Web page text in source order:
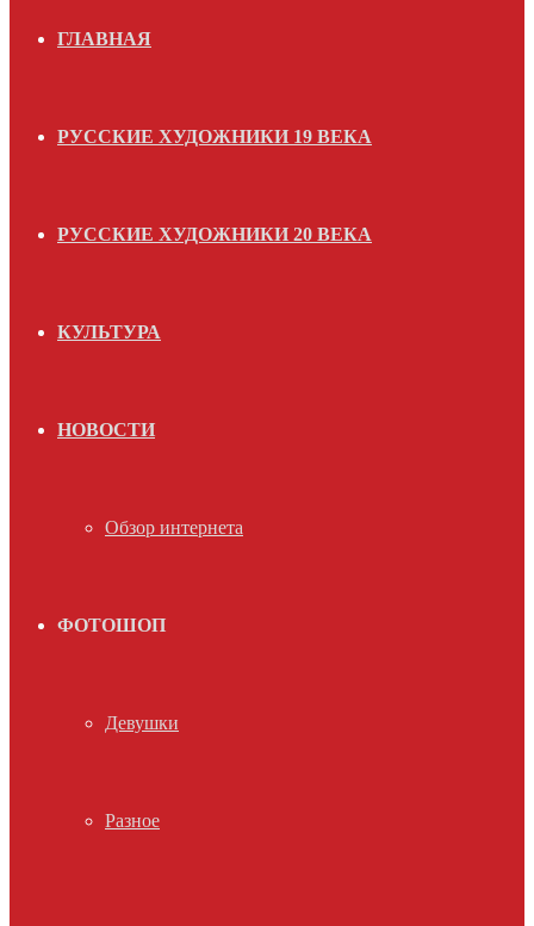
ГЛАВНАЯ
РУССКИЕ ХУДОЖНИКИ 19 ВЕКА
РУССКИЕ ХУДОЖНИКИ 20 ВЕКА
КУЛЬТУРА
НОВОСТИ
Обзор интернета
ФОТОШОП
Девушки
Разное